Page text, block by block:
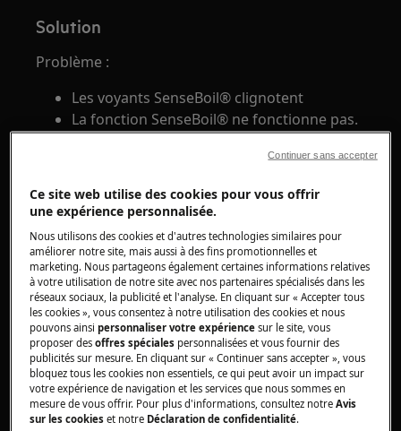
Solution
Problème :
Les voyants SenseBoil® clignotent
La fonction SenseBoil® ne fonctionne pas.
Comment utiliser la la fonction SenseBoil®
Concerne :
Tables de cuisson à induction avec la
fonction SenseBoil®
Résolution :
1. Assurez-vous que la surface de la table de
cuisson est sèche
2. Terminez les activités de cuisson ou
choisissez une zone de cuisson libre sans
Ce site web utilise des cookies pour vous offrir
une expérience personnalisée.
Nous utilisons des cookies et d'autres technologies similaires pour
améliorer notre site, mais aussi à des fins promotionnelles et
marketing. Nous partageons également certaines informations relatives
à votre utilisation de notre site avec nos partenaires spécialisés dans les
réseaux sociaux, la publicité et l'analyse. En cliquant sur « Accepter tous
les cookies », vous consentez à notre utilisation des cookies et nous
pouvons ainsipersonnaliser votre expériencesur le site, vous
proposer desoffres spéciales personnalisées et vous fournir des
publicités sur mesure. En cliquant sur « Continuer sans accepter », vous
bloquez tous les cookies non essentiels, ce qui peut avoir un impact sur
votre expérience de navigation et les services que nous sommes en
mesure de vous offrir. Pour plus d'informations, consultez notreAvis
sur les cookies et notre Déclaration de confidentialité.
Continuer sans accepter